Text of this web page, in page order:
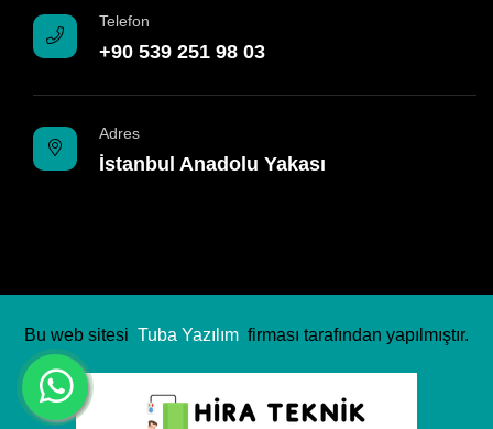
Telefon
+90 539 251 98 03
Adres
İstanbul Anadolu Yakası
Bu web sitesi Tuba Yazılım firması tarafından yapılmıştır.